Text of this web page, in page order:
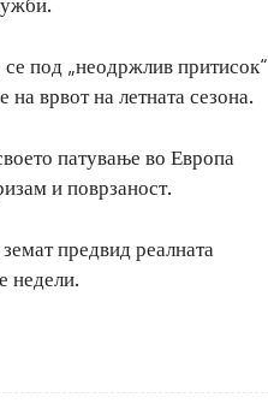
под „неодржлив притисок“
врвот на летната сезона.
патување во Европа
и поврзаност.
предвид реалната
недели.